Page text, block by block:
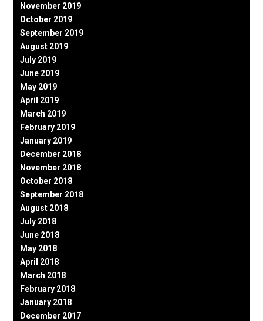
November 2019
October 2019
September 2019
August 2019
July 2019
June 2019
May 2019
April 2019
March 2019
February 2019
January 2019
December 2018
November 2018
October 2018
September 2018
August 2018
July 2018
June 2018
May 2018
April 2018
March 2018
February 2018
January 2018
December 2017